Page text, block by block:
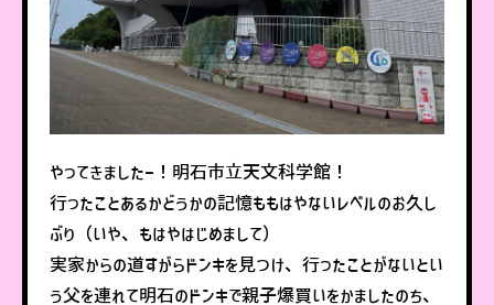
やってきましたー！明石市立天文科学館！
行ったことあるかどうかの記憶ももはやないレベルのお久し
ぶり（いや、もはやはじめまして）
実家からの道すがらドンキを見つけ、行ったことがないとい
う父を連れて明石のドンキで親子爆買いをかましたのち、